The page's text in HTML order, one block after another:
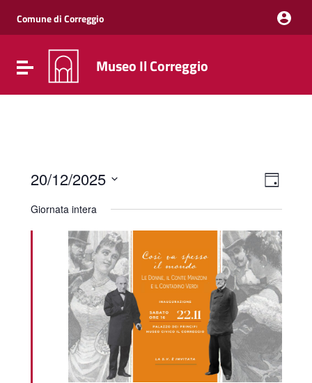
Vai al menu di navigazione
Vai al footer
Comune di Correggio
Attiva / disattiva la navigazione
Museo Il Correggio
Viste
Viste
Giorno
20/12/2025
la
Giornata intera